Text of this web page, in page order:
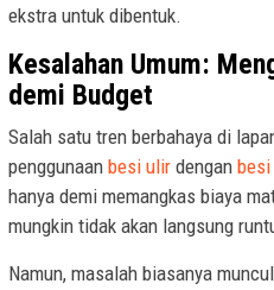
ekstra untuk dibentuk.
Kesalahan Umum:
demi Budget
Salah satu tren berbahaya di
penggunaan besi ulir dengan besi
hanya demi memangkas biaya
mungkin tidak akan langsung
Namun, masalah biasanya